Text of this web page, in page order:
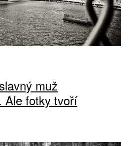
muž
Ale fotky tvoří